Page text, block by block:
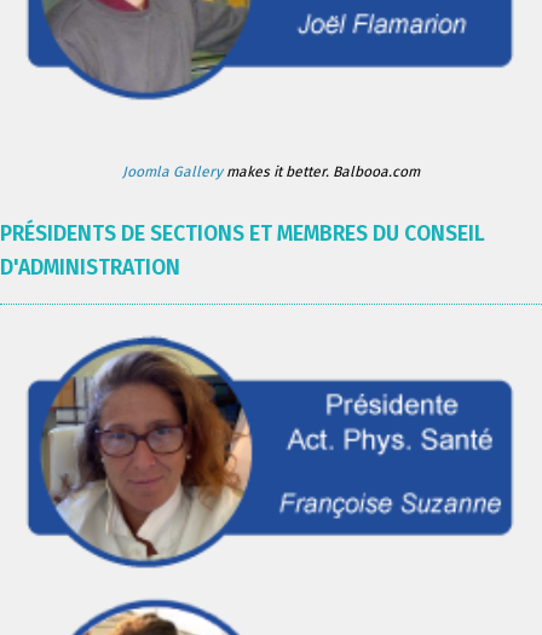
Joomla Gallerymakes it better. Balbooa.com
PRÉSIDENTS DE SECTIONS ET MEMBRES DU CONSEIL
D'ADMINISTRATION